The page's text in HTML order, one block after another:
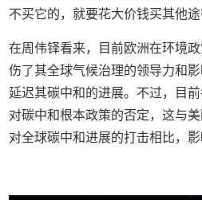
不买它的，就要花大价钱买其他途
在周伟铎看来，目前欧洲在环境
伤了其全球气候治理的领导力和
延迟其碳中和的进展。不过，目
对碳中和根本政策的否定，这与
对全球碳中和进展的打击相比，影